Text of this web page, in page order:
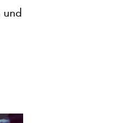
und